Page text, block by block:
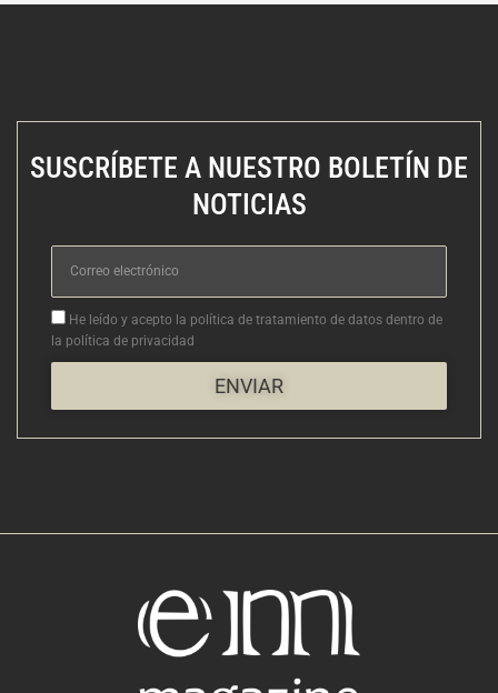
SUSCRÍBETE A NUESTRO BOLETÍN DE
NOTICIAS
Correo
electrónico
Aceptacion
He leído y acepto la política de tratamiento de datos dentro de
la política de privacidad
ENVIAR